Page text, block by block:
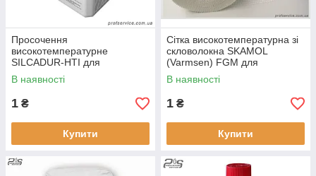
Просочення
високотемпературне
SILCADUR-HTI для
термоізоляційних плит, 1 літр
В наявності
1 ₴
Купити
Сітка високотемпературна зі
скловолокна SKAMOL
(Varmsen) FGM для
термоізоляційних плит 145
g/m2, 50 м2
В наявності
1 ₴
Купити